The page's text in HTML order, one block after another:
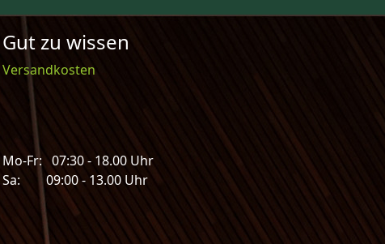
Gut zu wissen
Versandkosten
Mo-Fr: 07:30 - 18.00 Uhr
Sa: 09:00 - 13.00 Uhr